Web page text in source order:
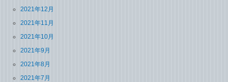
2021年12月
2021年11月
2021年10月
2021年9月
2021年8月
2021年7月